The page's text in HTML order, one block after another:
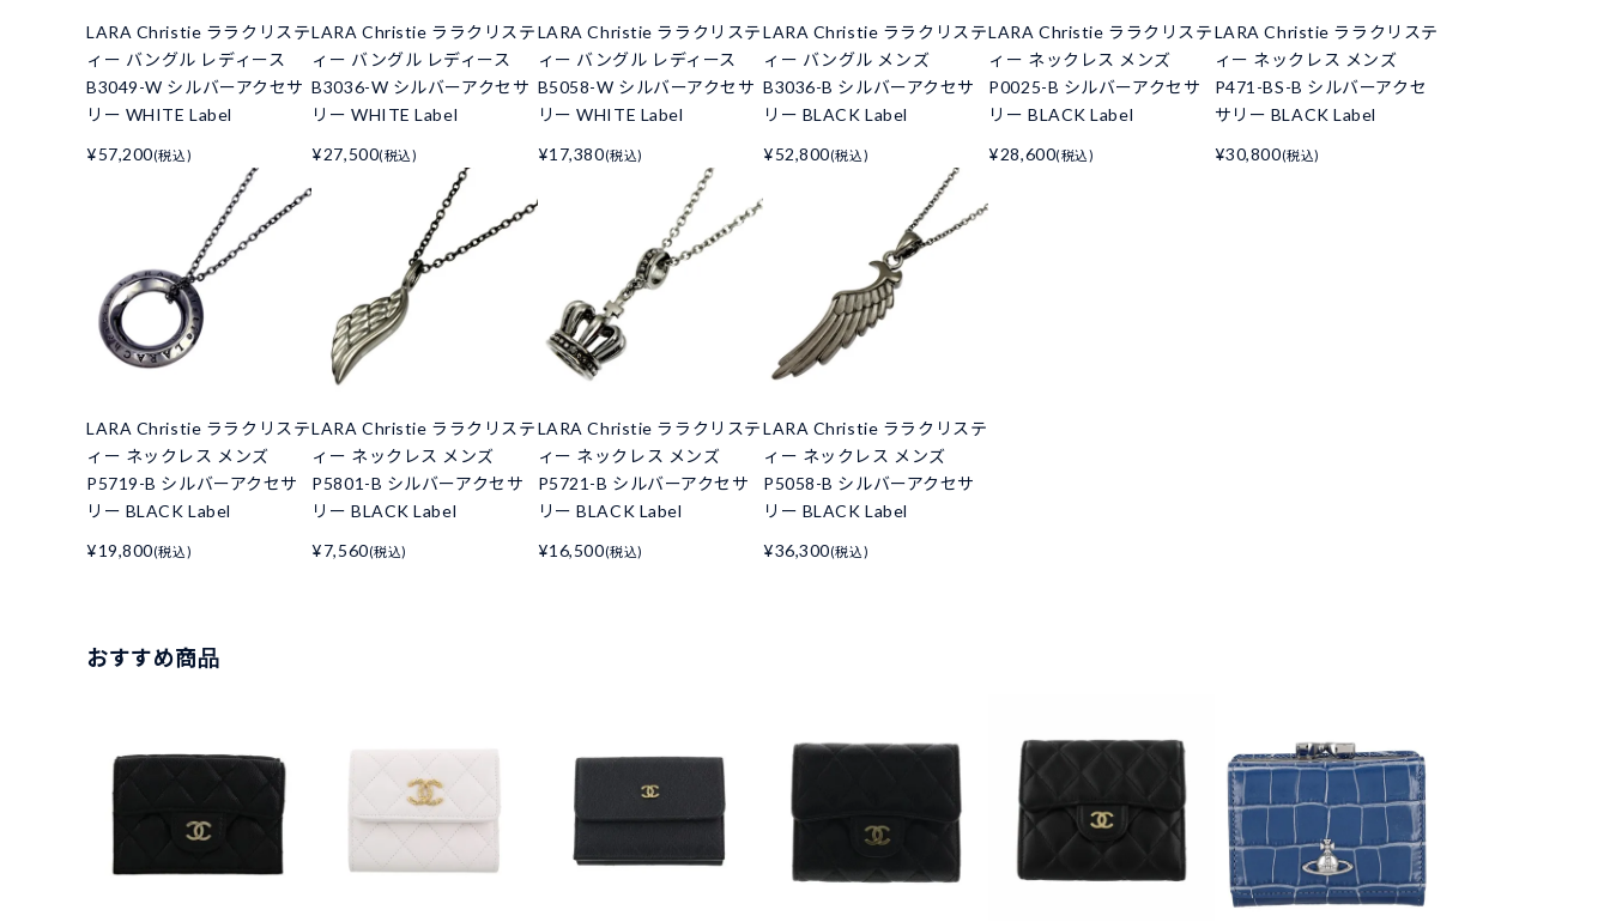
LARA Christie ララクリステ
ィー バングル レディース
B3049-W シルバーアクセサ
リー WHITE Label
¥57,200(税込)
LARA Christie ララクリステ
ィー バングル レディース
B3036-W シルバーアクセサ
リー WHITE Label
¥27,500(税込)
LARA Christie ララクリステ
ィー バングル レディース
B5058-W シルバーアクセサ
リー WHITE Label
¥17,380(税込)
LARA Christie ララクリステ
ィー バングル メンズ
B3036-B シルバーアクセサ
リー BLACK Label
¥52,800(税込)
LARA Christie ララクリステ
ィー ネックレス メンズ
P0025-B シルバーアクセサ
リー BLACK Label
¥28,600(税込)
LARA Christie ララクリステ
ィー ネックレス メンズ
P471-BS-B シルバーアクセ
サリー BLACK Label
¥30,800(税込)
LARA Christie ララクリステ
ィー ネックレス メンズ
P5719-B シルバーアクセサ
リー BLACK Label
¥19,800(税込)
LARA Christie ララクリステ
ィー ネックレス メンズ
P5801-B シルバーアクセサ
リー BLACK Label
¥7,560(税込)
LARA Christie ララクリステ
ィー ネックレス メンズ
P5721-B シルバーアクセサ
リー BLACK Label
¥16,500(税込)
LARA Christie ララクリステ
ィー ネックレス メンズ
P5058-B シルバーアクセサ
リー BLACK Label
¥36,300(税込)
おすすめ商品